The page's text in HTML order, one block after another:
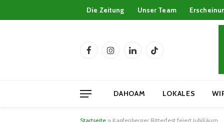
Die Zeitung Unser Team
FacebookInstagramLinkedInTikTok
DAHOAM LOKALES
Startseite » Kapfenberger Ritterfest feiert Jubiliäum